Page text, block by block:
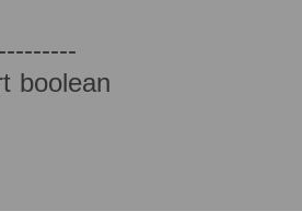
boolean